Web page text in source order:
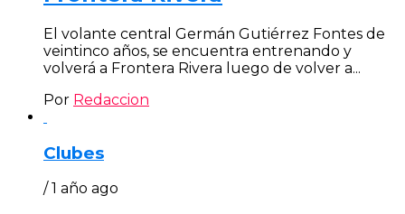
El volante central Germán Gutiérrez Fontes de
veintinco años, se encuentra entrenando y
volverá a Frontera Rivera luego de volver a...
Por Redaccion
Clubes
/ 1 año ago